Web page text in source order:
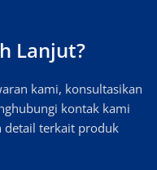
Lanjut?
kami, konsultasikan
kontak kami
detail terkait produk